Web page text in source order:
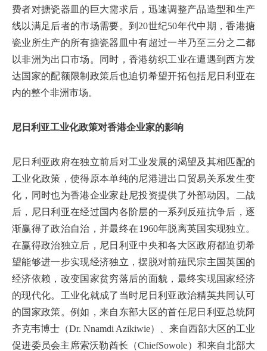
费者对搪瓷器皿的巨大需求后，迅速调整产品造型和生产
线以满足后者的市场需要。到20世纪50年代中期，香港搪
瓷业所生产的所有搪瓷器皿中有超过一半乃至三分之二都
以非洲为出口市场。同时，香港纺织工业在遭遇到西方发
达国家的配额限制政策后也迫切希望开拓包括尼日利亚在
内的整个非洲市场。
尼日利亚工业化政策对香港企业家的影响
尼日利亚政府在独立前后对工业发展的渴望及其相匹配的
工业化政策，使得原本单纯的尼港进出口贸易关系发生变
化，同时也为香港企业家赴尼投资提供了外部动因。二战
后，尼日利亚在经过国内各阶层的一系列反殖抗争后，逐
渐赢得了政治自治，并最终在1960年脱离英国实现独立。
在赢得政治独立后，尼日利亚中央和各大区政府都迫切希
望能够进一步实现经济独立，摆脱对前殖民宗主国英国的
经济依赖，改变国家贫穷落后的面貌，最终实现国家经济
的现代化。工业化就成了当时尼日利亚政治精英共同认可
的国家政策。例如，来自东部大区的首任尼日利亚总统阿
齐克韦博士（Dr. Nnamdi Azikiwie）、来自西部大区的工业
促进委员会主席索沃勒酋长（ChiefSowole）和来自北部大